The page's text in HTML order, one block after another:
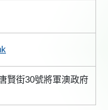
賢街30號將軍澳政府